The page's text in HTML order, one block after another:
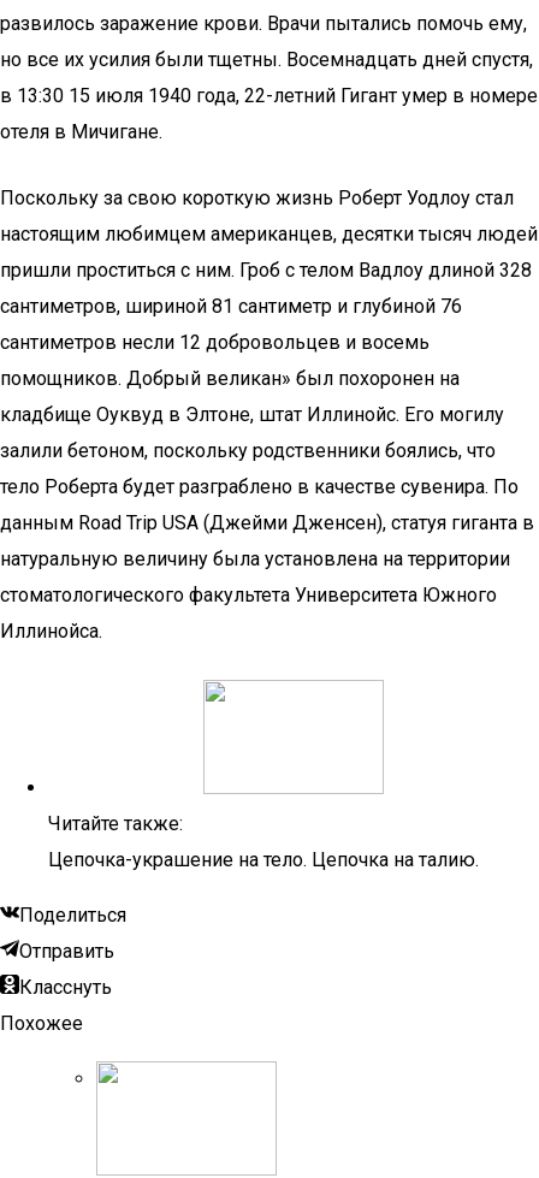
развилось заражение крови. Врачи пытались помочь ему,
но все их усилия были тщетны. Восемнадцать дней спустя,
в 13:30 15 июля 1940 года, 22-летний Гигант умер в номере
отеля в Мичигане.
Поскольку за свою короткую жизнь Роберт Уодлоу стал
настоящим любимцем американцев, десятки тысяч людей
пришли проститься с ним. Гроб с телом Вадлоу длиной 328
сантиметров, шириной 81 сантиметр и глубиной 76
сантиметров несли 12 добровольцев и восемь
помощников. Добрый великан» был похоронен на
кладбище Оуквуд в Элтоне, штат Иллинойс. Его могилу
залили бетоном, поскольку родственники боялись, что
тело Роберта будет разграблено в качестве сувенира. По
данным Road Trip USA (Джейми Дженсен), статуя гиганта в
натуральную величину была установлена на территории
стоматологического факультета Университета Южного
Иллинойса.
Читайте также:
Цепочка-украшение на тело. Цепочка на талию.
Поделиться
Отправить
Класснуть
Похожее